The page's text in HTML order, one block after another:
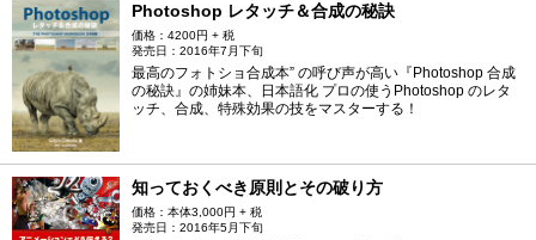
Photoshop レタッチ＆合成の秘訣
価格：4200円 + 税
発売日：2016年7月下旬
最高のフォトショ合成本” の呼び声が高い『Photoshop 合成
の秘訣』の姉妹本、日本語化 プロの使うPhotoshop のレタ
ッチ、合成、特殊効果の技をマスターする！
知っておくべき原則とその破り方
価格：本体3,000円 + 税
発売日：2016年5月下旬